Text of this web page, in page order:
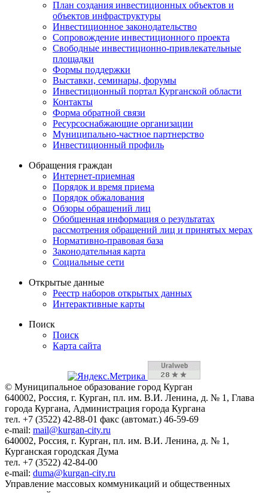
План создания инвестиционных объектов и
объектов инфраструктуры
Инвестиционное законодательство
Сопровождение инвестиционного проекта
Свободные инвестиционно-привлекательные
площадки
Формы поддержки
Выставки, семинары, форумы
Инвестиционный портал Курганской области
Контакты
Форма обратной связи
Ресурсоснабжающие организации
Муниципально-частное партнерство
Инвестиционный профиль
Обращения граждан
Интернет-приемная
Порядок и время приема
Порядок обжалования
Обзоры обращений лиц
Обобщенная информация о результатах
рассмотрения обращений лиц и принятых мерах
Нормативно-правовая база
Законодательная карта
Социальные сети
Открытые данные
Реестр наборов открытых данных
Интерактивные карты
Поиск
Поиск
Карта сайта
© Муниципальное образование город Курган
640002, Россия, г. Курган, пл. им. В.И. Ленина, д. № 1, Глава
города Кургана, Администрация города Кургана
тел. +7 (3522) 42-88-01 факс (автомат.) 46-59-69
e-mail: mail@kurgan-city.ru
640002, Россия, г. Курган, пл. им. В.И. Ленина, д. № 1,
Курганская городская Дума
тел. +7 (3522) 42-84-00
e-mail: duma@kurgan-city.ru
Управление массовых коммуникаций и общественных